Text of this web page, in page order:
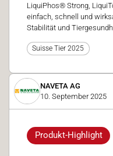
LiquiPhos® Strong,
einfach, schnell und
Stabilität und
Suisse Tier 2025
NAVETA AG
10. September 2025
Produkt-Highlight